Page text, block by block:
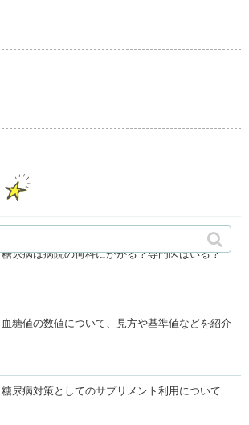
糖尿病は病院の何科にかかる？専門医はいる？
血糖値の数値について、見方や基準値などを紹介
糖尿病対策としてのサプリメント利用について